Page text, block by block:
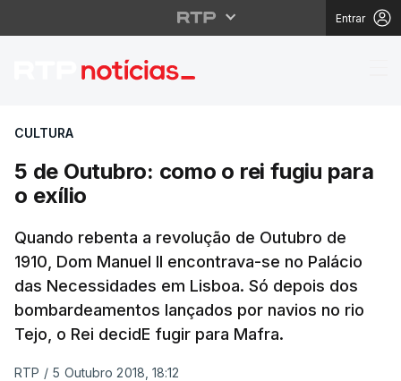
Entrar
5 de Outubro: como
CULTURA
5 de Outubro: como o rei fugiu para
o exílio
Quando rebenta a revolução de Outubro de
1910, Dom Manuel II encontrava-se no Palácio
das Necessidades em Lisboa. Só depois dos
bombardeamentos lançados por navios no rio
Tejo, o Rei decidE fugir para Mafra.
RTP / 5 Outubro 2018, 18:12